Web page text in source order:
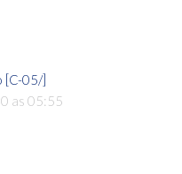
[C-05/]
as 05:55